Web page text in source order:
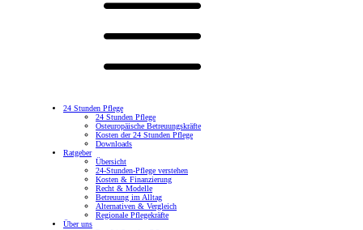
24 Stunden Pflege
24 Stunden Pflege
Osteuropäische Betreuungskräfte
Kosten der 24 Stunden Pflege
Downloads
Ratgeber
Übersicht
24-Stunden-Pflege verstehen
Kosten & Finanzierung
Recht & Modelle
Betreuung im Alltag
Alternativen & Vergleich
Regionale Pflegekräfte
Über uns